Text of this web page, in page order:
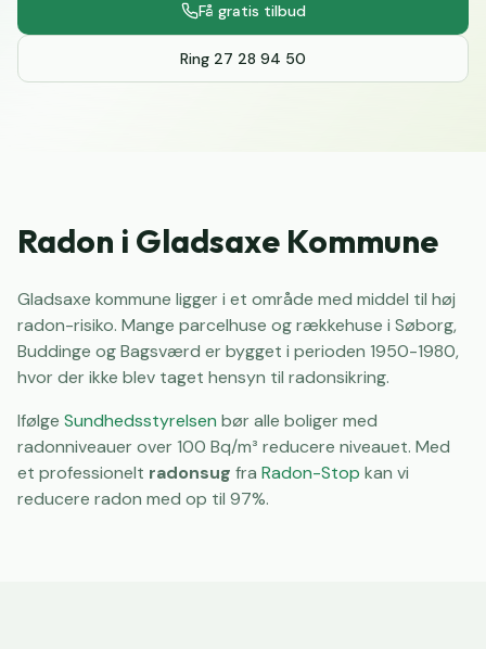
Få gratis tilbud
Ring 27 28 94 50
Radon i Gladsaxe Kommune
Gladsaxe kommune ligger i et område med middel til høj
radon-risiko. Mange parcelhuse og rækkehuse i Søborg,
Buddinge og Bagsværd er bygget i perioden 1950-1980,
hvor der ikke blev taget hensyn til radonsikring.
Ifølge Sundhedsstyrelsen bør alle boliger med
radonniveauer over 100 Bq/m³ reducere niveauet. Med
et professionelt radonsug fra Radon-Stop kan vi
reducere radon med op til 97%.